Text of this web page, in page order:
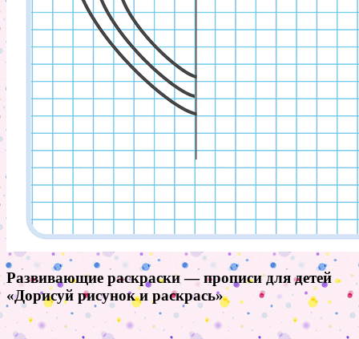
Развивающие раскраски — прописи для детей
«Дорисуй рисунок и раскрась»